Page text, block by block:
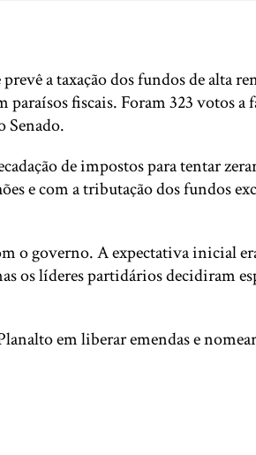
a taxação dos fundos de alta
fiscais. Foram 323 votos a
Senado.
de impostos para tentar
e com a tributação dos fundos
o governo. A expectativa inicial
os líderes partidários decidiram
em liberar emendas e